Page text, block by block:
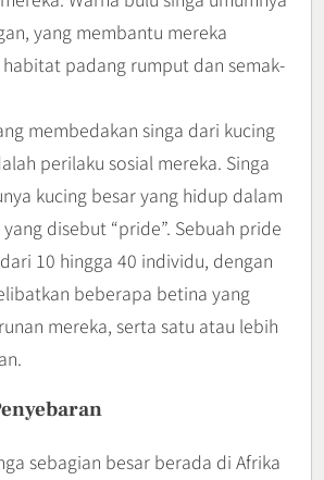
yang membantu mereka
padang rumput dan semak-
membedakan singa dari kucing
perilaku sosial mereka. Singa
kucing besar yang hidup dalam
disebut “pride”. Sebuah pride
10 hingga 40 individu, dengan
beberapa betina yang
mereka, serta satu atau lebih
sebagian besar berada di Afrika